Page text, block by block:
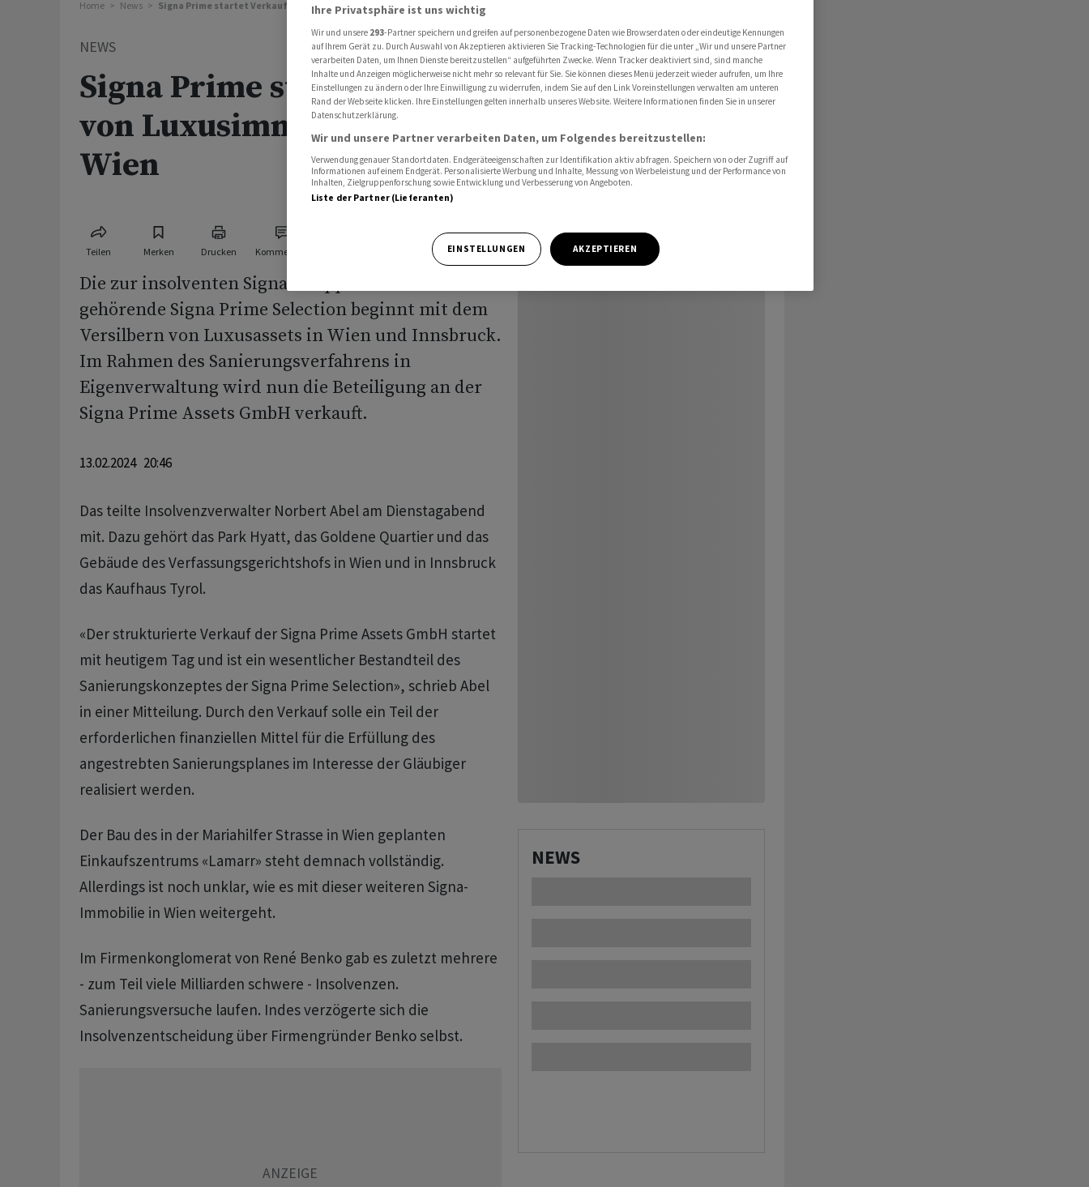
Home News Signa Prime startet Verkauf von Luxusimmobilien in Wien
NEWS
Signa Prime startet Verkauf
von Luxusimmobilien in
Wien
Teilen Merken Drucken Kommentare
Die zur insolventen Signa-Gruppe von Rene Benko
gehörende Signa Prime Selection beginnt mit dem
Versilbern von Luxusassets in Wien und Innsbruck.
Im Rahmen des Sanierungsverfahrens in
Eigenverwaltung wird nun die Beteiligung an der
Signa Prime Assets GmbH verkauft.
13.02.2024 20:46
Das teilte Insolvenzverwalter Norbert Abel am Dienstagabend
mit. Dazu gehört das Park Hyatt, das Goldene Quartier und das
Gebäude des Verfassungsgerichtshofs in Wien und in Innsbruck
das Kaufhaus Tyrol.
«Der strukturierte Verkauf der Signa Prime Assets GmbH startet
mit heutigem Tag und ist ein wesentlicher Bestandteil des
Sanierungskonzeptes der Signa Prime Selection», schrieb Abel
in einer Mitteilung. Durch den Verkauf solle ein Teil der
erforderlichen finanziellen Mittel für die Erfüllung des
angestrebten Sanierungsplanes im Interesse der Gläubiger
realisiert werden.
Der Bau des in der Mariahilfer Strasse in Wien geplanten
Einkaufszentrums «Lamarr» steht demnach vollständig.
Allerdings ist noch unklar, wie es mit dieser weiteren Signa-
Immobilie in Wien weitergeht.
Im Firmenkonglomerat von René Benko gab es zuletzt mehrere
- zum Teil viele Milliarden schwere - Insolvenzen.
Sanierungsversuche laufen. Indes verzögerte sich die
Insolvenzentscheidung über Firmengründer Benko selbst.
NEWS
Ihre Privatsphäre ist uns wichtig
Wir und unsere 293-Partner speichern und greifen auf personenbezogene Daten wie Browserdaten oder eindeutige Kennungen
auf Ihrem Gerät zu. Durch Auswahl von Akzeptieren aktivieren Sie Tracking-Technologien für die unter „Wir und unsere Partner
verarbeiten Daten, um Ihnen Dienste bereitzustellen“ aufgeführten Zwecke. Wenn Tracker deaktiviert sind, sind manche
Inhalte und Anzeigen möglicherweise nicht mehr so relevant für Sie. Sie können dieses Menü jederzeit wieder aufrufen, um Ihre
Einstellungen zu ändern oder Ihre Einwilligung zu widerrufen, indem Sie auf den Link Voreinstellungen verwalten am unteren
Rand der Webseite klicken. Ihre Einstellungen gelten innerhalb unseres Website. Weitere Informationen finden Sie in unserer
Datenschutzerklärung.
Wir und unsere Partner verarbeiten Daten, um Folgendes bereitzustellen:
Verwendung genauer Standortdaten. Endgeräteeigenschaften zur Identifikation aktiv abfragen. Speichern von oder Zugriff auf
Informationen auf einem Endgerät. Personalisierte Werbung und Inhalte, Messung von Werbeleistung und der Performance von
Inhalten, Zielgruppenforschung sowie Entwicklung und Verbesserung von Angeboten.
Liste der Partner (Lieferanten)
EINSTELLUNGEN AKZEPTIEREN